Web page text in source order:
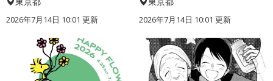
2026年7月14日 10:01 更新 2026年7月14日 10:01 更新